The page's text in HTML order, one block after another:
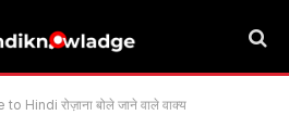
Hindi रोज़ाना बोले जाने वाले वाक्य